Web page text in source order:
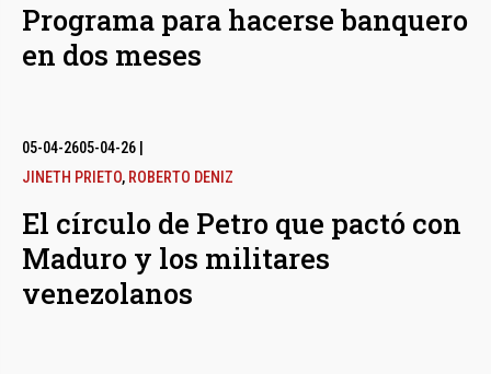
Programa para hacerse banquero
en dos meses
05-04-2605-04-26
JINETH PRIETO, ROBERTO DENIZ
El círculo de Petro que pactó con
Maduro y los militares
venezolanos